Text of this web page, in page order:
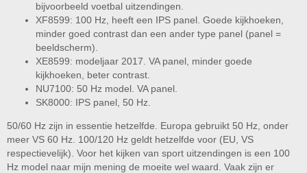
bijvoorbeeld voetbal uitzendingen.
XF8599: 100 Hz, heeft een IPS panel. Goede kijkhoeken,
minder goed contrast dan een ander type panel (panel =
beeldscherm).
XE8599: modeljaar 2017. VA panel, minder goede
kijkhoeken, beter contrast.
NU7100: 50 Hz model. VA panel.
SK8000: IPS panel, 50 Hz.
50/60 Hz zijn in essentie hetzelfde. Europa gebruikt 50 Hz, onder
meer VS 60 Hz. 100/120 Hz geldt hetzelfde voor (EU, VS
respectievelijk). Voor het kijken van sport uitzendingen is een 100
Hz model naar mijn mening de moeite wel waard. Vaak zijn er